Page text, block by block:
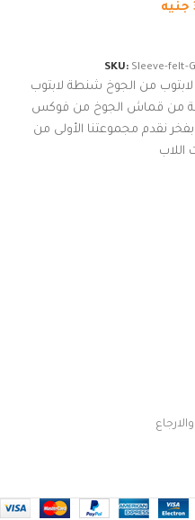
جنيه
SKU: Sleeve-felt-
من الجوخ شنطة لابتوب
من قماش الجوخ من فوكس
نقدم مجموعتنا الأولى من
اللاب